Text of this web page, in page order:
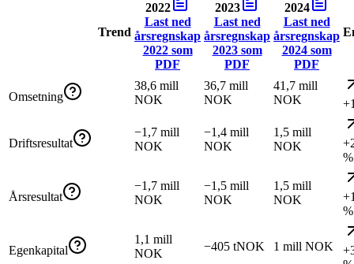
Trend
2022
Last ned
årsregnskap
2022som
PDF
2023
Last ned
årsregnskap
2023som
PDF
2024
Last ned
årsregnskap
2024som
PDF
Omsetning
38,6 mill
NOK
36,7 mill
NOK
41,7 mill
NOK
Driftsresultat
−1,7 mill
NOK
−1,4 mill
NOK
1,5 mill
NOK
%
Årsresultat
−1,7 mill
NOK
−1,5 mill
NOK
1,5 mill
NOK
%
Egenkapital
1,1 mill
NOK
−405 tNOK 1 mill NOK